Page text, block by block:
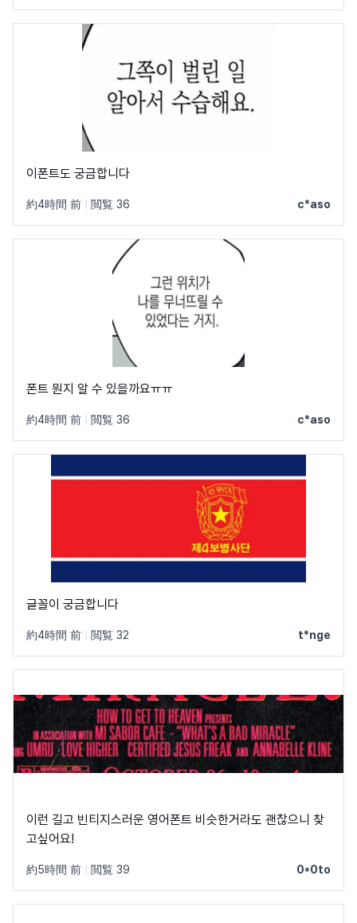
이폰트도 궁금합니다
約4時間 前 閲覧 36 c*aso
폰트 뭔지 알 수 있을까요ㅠㅠ
約4時間 前 閲覧 36 c*aso
글꼴이 궁금합니다
約4時間 前 閲覧 32 t*nge
이런 길고 빈티지스러운 영어폰트 비슷한거라도 괜찮으니 찾
고싶어요!
約5時間 前 閲覧 39 0*0to